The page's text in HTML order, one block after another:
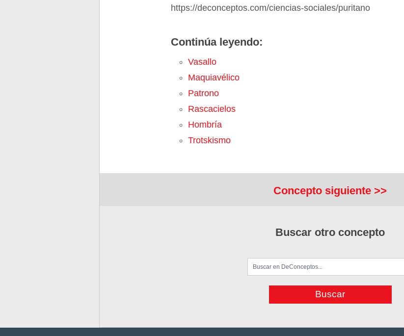
https://deconceptos.com/ciencias-sociales/puritano
Continúa leyendo:
Vasallo
Maquiavélico
Patrono
Rascacielos
Hombría
Trotskismo
Concepto siguiente >>
Buscar otro concepto